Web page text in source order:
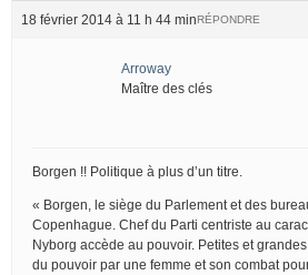
18 février 2014 à 11 h 44 minRÉPONDRE
Arroway
Maître des clés
Borgen !! Politique à plus d’un titre.
« Borgen, le siège du Parlement et des
Copenhague. Chef du Parti centriste au
Nyborg accède au pouvoir. Petites et
du pouvoir par une femme et son combat